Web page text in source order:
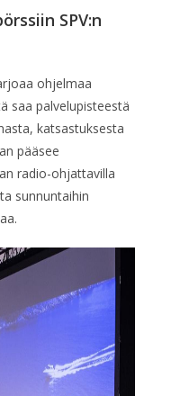
SPV:n
ohjelmaa
saa palvelupisteestä
katsastuksesta
pääsee
radio-ohjattavilla
sunnuntaihin